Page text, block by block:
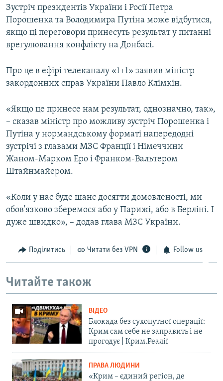
ВІДЕОУРОКИ «ELIFBE»
СВІДЧЕННЯ ОКУПАЦІЇ
УКРАЇНСЬКА ПРОБЛЕМА КРИМУ
Русский
Qırımtatar
Зустріч президентів України і Росії Петра
Порошенка та Володимира Путіна може відбутися,
якщо ці переговори принесуть результат у питанні
врегулювання конфлікту на Донбасі.
Про це в ефірі телеканалу «1+1» заявив міністр
закордонних справ України Павло Клімкін.
«Якщо це принесе нам результат, однозначно, так»,
– сказав міністр про можливу зустріч Порошенка і
Путіна у нормандському форматі напередодні
зустрічі з главами МЗС Франції і Німеччини
Жаном-Марком Еро і Франком-Вальтером
Штайнмайером.
«Коли у нас буде шанс досягти домовленості, ми
обов'язково зберемося або у Парижі, або в Берліні. І
дуже швидко», – додав глава МЗС України.
Поділитись Читати без VPN Follow us
Читайте також
ВІДЕО
Блокада без сухопутної операції:
Крим сам себе не заправить і не
прогодує | Крим.Реалії
ПРАВА ЛЮДИНИ
«Крим – єдиний регіон, де